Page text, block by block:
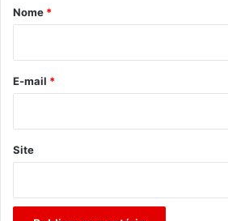
r
*
Nome *
E-mail *
Site